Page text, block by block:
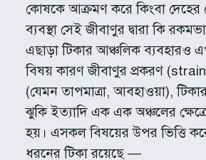
কোষকে আক্রমণ করে কিংবা
ব্যবস্থা সেই জীবাণুর দ্বারা কি
এছাড়া টিকার আঞ্চলিক ব্যবহারও
বিষয় কারণ জীবাণুর প্রকরণ
(যেমন তাপমাত্রা, আবহাওয়া),
ঝুকি ইত্যাদি এক এক অঞ্চলের
হয়। এসকল বিষয়ের উপর ভিত্তি
ধরনের টিকা রয়েছে —